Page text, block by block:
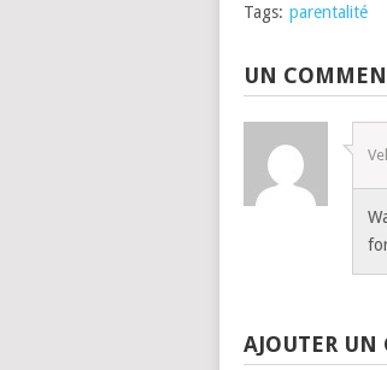
Tags: parentalité
UN
AJOUTER